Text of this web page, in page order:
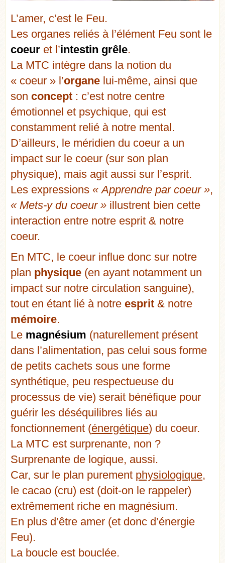
L’amer, c’est le Feu.
Les organes reliés à l’élément Feu sont le
coeur et l’intestin grêle.
La MTC intègre dans la notion du
« coeur » l’organe lui-même, ainsi que
son concept : c’est notre centre
émotionnel et psychique, qui est
constamment relié à notre mental.
D’ailleurs, le méridien du coeur a un
impact sur le coeur (sur son plan
physique), mais agit aussi sur l’esprit.
Les expressions « Apprendre par coeur »,
« Mets-y du coeur » illustrent bien cette
interaction entre notre esprit & notre
coeur.
En MTC, le coeur influe donc sur notre
plan physique (en ayant notamment un
impact sur notre circulation sanguine),
tout en étant lié à notre esprit & notre
mémoire.
Le magnésium (naturellement présent
dans l’alimentation, pas celui sous forme
de petits cachets sous une forme
synthétique, peu respectueuse du
processus de vie) serait bénéfique pour
guérir les déséquilibres liés au
fonctionnement (énergétique) du coeur.
La MTC est surprenante, non ?
Surprenante de logique, aussi.
Car, sur le plan purement physiologique,
le cacao (cru) est (doit-on le rappeler)
extrêmement riche en magnésium.
En plus d’être amer (et donc d’énergie
Feu).
La boucle est bouclée.